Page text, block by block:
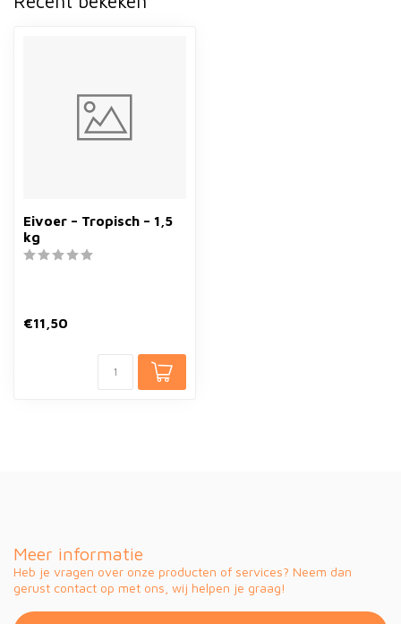
Eivoer – Tropisch – 1,5
kg
€11,50
Meer informatie
Heb je vragen over onze producten of services? Neem dan
gerust contact op met ons, wij helpen je graag!